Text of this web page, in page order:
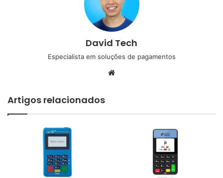
David Tech
Especialista em soluções de pagamentos
Artigos relacionados